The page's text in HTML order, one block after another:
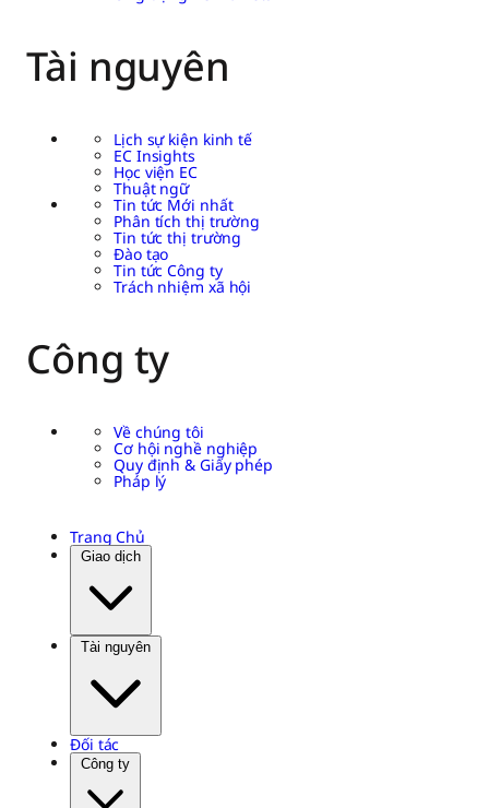
Tài nguyên
Lịch sự kiện kinh tế
EC Insights
Học viện EC
Thuật ngữ
Tin tức Mới nhất
Phân tích thị trường
Tin tức thị trường
Đào tạo
Tin tức Công ty
Trách nhiệm xã hội
Công ty
Về chúng tôi
Cơ hội nghề nghiệp
Quy định & Giấy phép
Pháp lý
Trang Chủ
Giao dịch
Tài nguyên
Đối tác
Công ty